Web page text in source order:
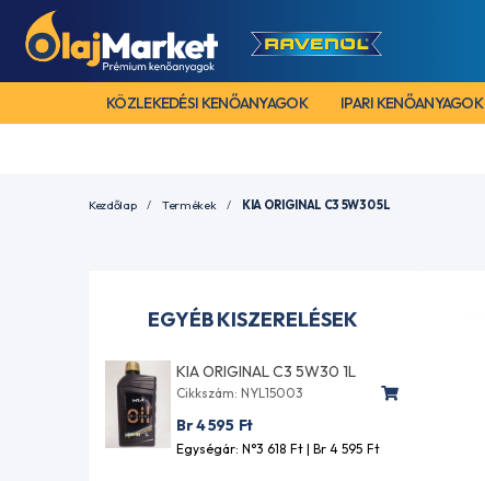
KÖZLEKEDÉSI KENŐANYAGOK IPARI KENŐANYAGOK
Kezdőlap Termékek KIA ORIGINAL C3 5W30 5L
EGYÉB KISZERELÉSEK
KIA ORIGINAL C3 5W30 1L
Cikkszám: NYL15003
Br 4 595 Ft
Egységár: N°3 618 Ft | Br 4 595 Ft